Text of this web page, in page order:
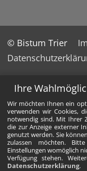
Ihre
Wir möchten Ihnen ein
verwenden wir Cookies,
notwendig sind. Mit Ihrer
die zur Anzeige externer
genutzt werden. Sie
zulassen möchten.
Einstellungen womöglich
Verfügung stehen.
Datenschutzerklärung.
© Bistum Trier